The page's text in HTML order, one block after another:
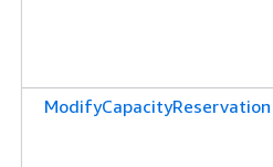
ModifyCapacityReservation